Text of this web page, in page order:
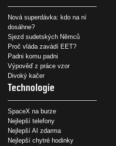
Nová superdávka: kdo na ní
dosáhne?
Sjezd sudetských Němců
Proč vláda zavádí EET?
Padni komu padni
Výpověď z práce vzor
Divoký kačer
Technologie
SpaceX na burze
Nejlepší telefony
Nejlepší AI zdarma
Nejlepší chytré hodinky